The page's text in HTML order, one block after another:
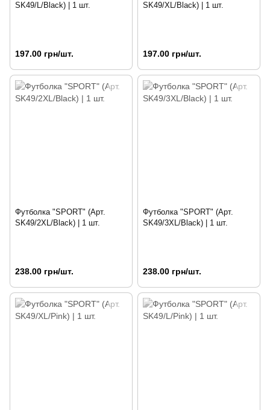
SK49/L/Black) | 1 шт.
197.00 грн/шт.
SK49/XL/Black) | 1 шт.
197.00 грн/шт.
Футболка "SPORT" (Арт.
SK49/2XL/Black) | 1 шт.
238.00 грн/шт.
Футболка "SPORT" (Арт.
SK49/3XL/Black) | 1 шт.
238.00 грн/шт.